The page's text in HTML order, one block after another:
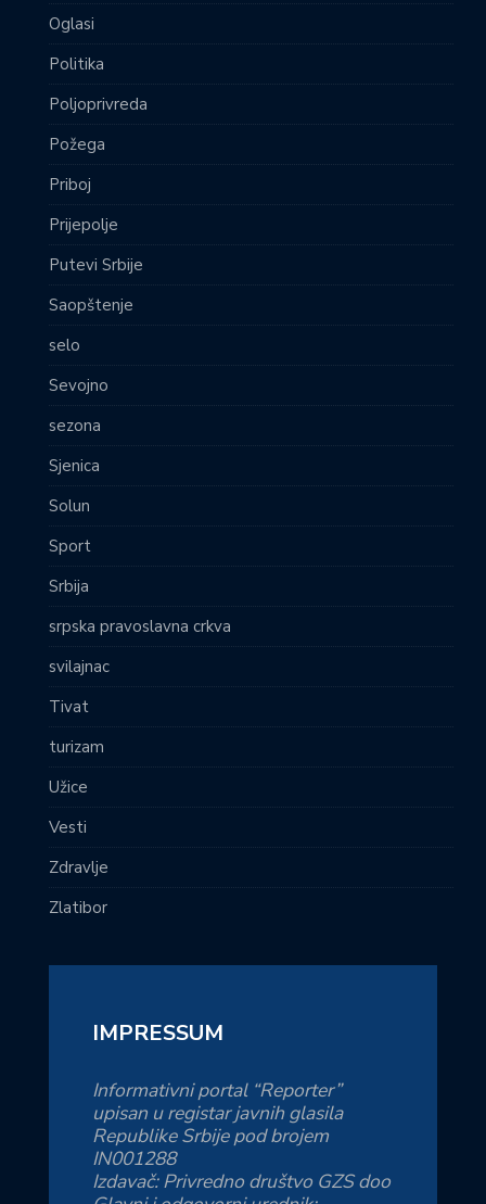
Oglasi
Politika
Poljoprivreda
Požega
Priboj
Prijepolje
Putevi Srbije
Saopštenje
selo
Sevojno
sezona
Sjenica
Solun
Sport
Srbija
srpska pravoslavna crkva
svilajnac
Tivat
turizam
Užice
Vesti
Zdravlje
Zlatibor
IMPRESSUM
Informativni portal “Reporter”
upisan u registar javnih glasila
Republike Srbije pod brojem
IN001288
Izdavač: Privredno društvo GZS doo